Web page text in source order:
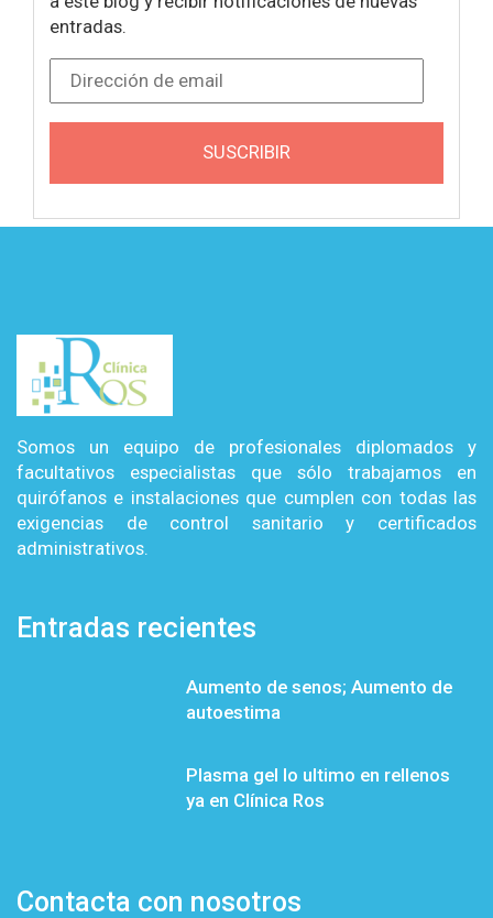
entradas.
Dirección de email
SUSCRIBIR
Somos un equipo de profesionales diplomados y
facultativos especialistas que sólo trabajamos en
quirófanos e instalaciones que cumplen con todas las
exigencias de control sanitario y certificados
administrativos.
Entradas recientes
Aumento de senos; Aumento de
autoestima
Plasma gel lo ultimo en rellenos
ya en Clínica Ros
Contacta con nosotros